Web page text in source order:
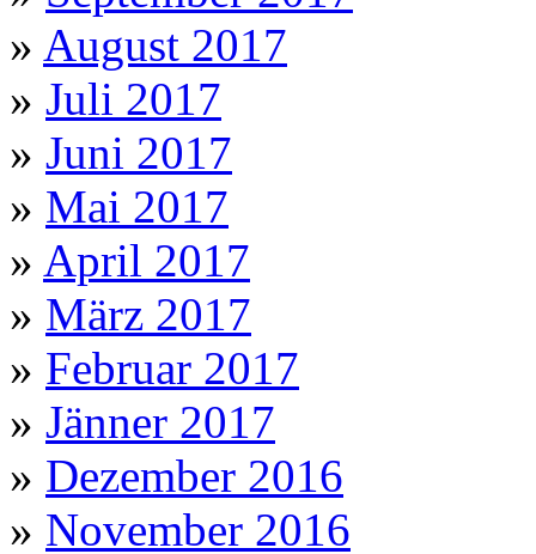
» August 2017
» Juli 2017
» Juni 2017
» Mai 2017
» April 2017
» März 2017
» Februar 2017
» Jänner 2017
» Dezember 2016
» November 2016